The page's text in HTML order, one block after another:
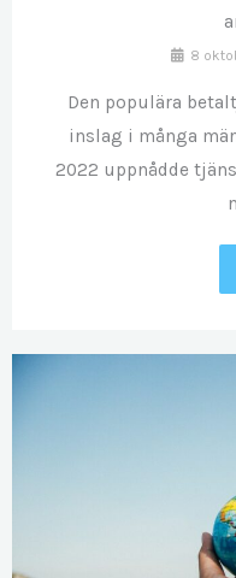
8
Den populära
inslag i många
2022 uppnådde